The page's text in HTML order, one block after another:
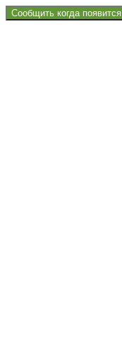
Сообщить когда появится